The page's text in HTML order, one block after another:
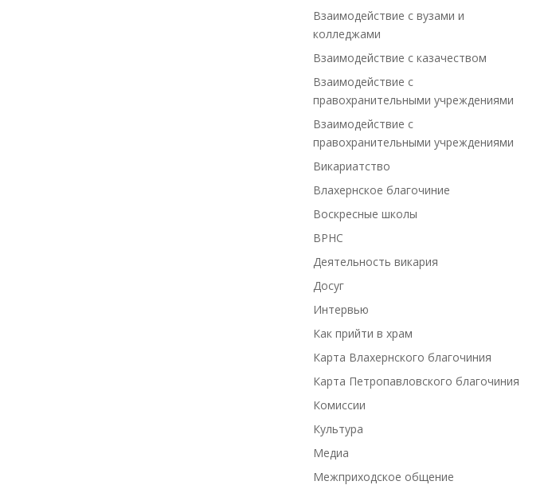
Взаимодействие с вузами и
колледжами
Взаимодействие с казачеством
Взаимодействие с
правохранительными учреждениями
Взаимодействие с
правохранительными учреждениями
Викариатство
Влахернское благочиние
Воскресные школы
ВРНС
Деятельность викария
Досуг
Интервью
Как прийти в храм
Карта Влахернского благочиния
Карта Петропавловского благочиния
Комиссии
Культура
Медиа
Межприходское общение